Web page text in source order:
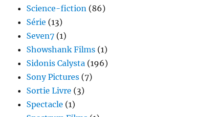
Science-fiction (86)
Série (13)
Seven7 (1)
Showshank Films (1)
Sidonis Calysta (196)
Sony Pictures (7)
Sortie Livre (3)
Spectacle (1)